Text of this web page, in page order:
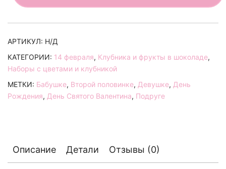
АРТИКУЛ: Н/Д
КАТЕГОРИИ: 14 февраля, Клубника и фрукты в шоколаде,
Наборы с цветами и клубникой
МЕТКИ: Бабушке, Второй половинке, Девушке, День
Рождения, День Святого Валентина, Подруге
Описание Детали Отзывы (0)